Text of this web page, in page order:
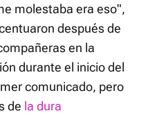
molestaba era eso",
después de
en la
durante el inicio del
comunicado, pero
de la dura